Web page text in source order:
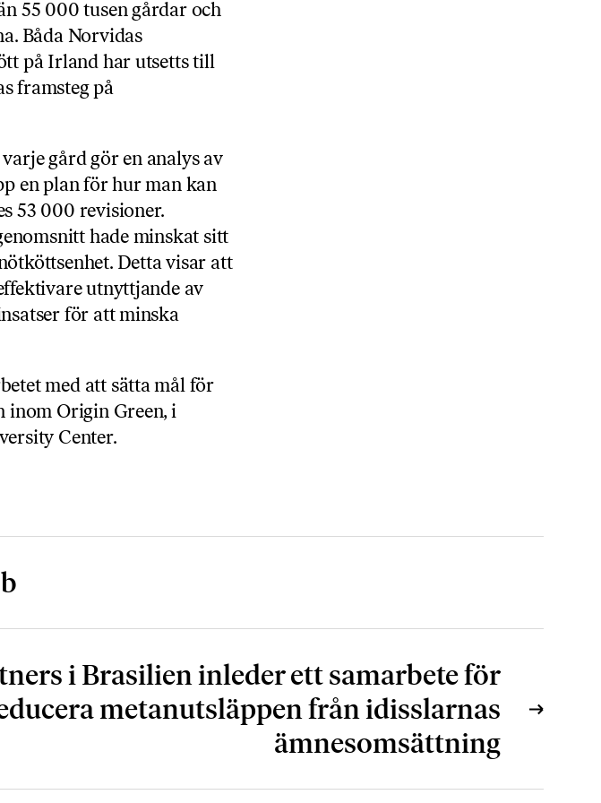
55 000 tusen gårdar och
Båda Norvidas
på Irland har utsetts till
framsteg på
gård gör en analys av
en plan för hur man kan
53 000 revisioner.
hade minskat sitt
Detta visar att
utnyttjande av
för att minska
med att sätta mål för
inom Origin Green, i
Center.
i Brasilien inleder ett samarbete för
metanutsläppen från idisslarnas
ämnesomsättning